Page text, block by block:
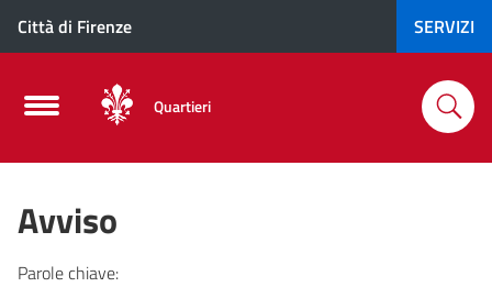
Città di Firenze SERVIZI
Quartieri
Avviso
Parole chiave: